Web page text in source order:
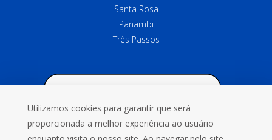
Santa Rosa
Panambi
Três Passos
Utilizamos cookies para garantir que será
proporcionada a melhor experiência ao usuário